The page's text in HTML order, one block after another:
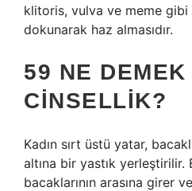
klitoris, vulva ve meme
dokunarak haz almasıdır.
59 NE DEMEK
CINSELLIK?
Kadın sırt üstü yatar,
altına bir yastık yerleştirilir.
bacaklarının arasına girer